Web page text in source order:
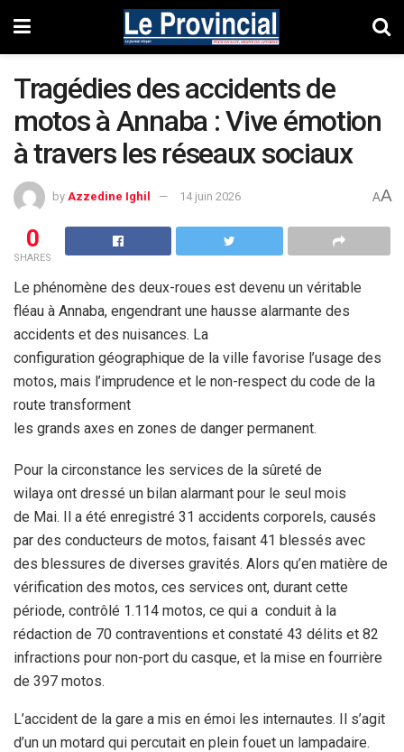
Tragédies des accidents de
motos à Annaba : Vive émotion
à travers les réseaux sociaux
by Azzedine Ighil 14 juin 2026 AA
0
SHARES
Le phénomène des deux-roues est devenu un véritable
fléau à Annaba, engendrant une hausse alarmante des
accidents et des nuisances. La
configuration géographique de la ville favorise l’usage des
motos, mais l’imprudence et le non-respect du code de la
route transforment
les grands axes en zones de danger permanent.
Pour la circonstance les services de la sûreté de
wilaya ont dressé un bilan alarmant pour le seul mois
de Mai. Il a été enregistré 31 accidents corporels, causés
par des conducteurs de motos, faisant 41 blessés avec
des blessures de diverses gravités. Alors qu’en matière de
vérification des motos, ces services ont, durant cette
période, contrôlé 1.114 motos, ce qui a conduit à la
rédaction de 70 contraventions et constaté 43 délits et 82
infractions pour non-port du casque, et la mise en fourrière
de 397 motos.
L’accident de la gare a mis en émoi les internautes. Il s’agit
d’un un motard qui percutait en plein fouet un lampadaire.